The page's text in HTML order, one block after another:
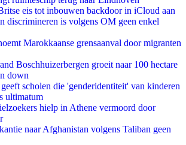
eis tot inbouwen backdoor in iCloud aan
discrimineren is volgens OM geen enkel
Marokkaanse grensaanval door migranten
Boschhuizerbergen groeit naar 100 hectare
down
scholen die 'genderidentiteit' van kinderen
ultimatum
hielp in Athene vermoord door
naar Afghanistan volgens Taliban geen